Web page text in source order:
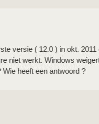
versie ( 12.0 ) in okt. 2011
niet werkt. Windows
heeft een antwoord ?